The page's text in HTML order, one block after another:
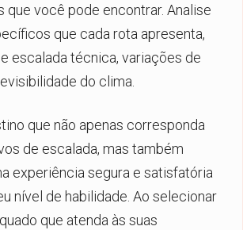
que você pode encontrar. Analise
que cada rota apresenta,
escalada técnica, variações de
do clima.
que não apenas corresponda
de escalada, mas também
experiência segura e satisfatória
nível de habilidade. Ao selecionar
que atenda às suas